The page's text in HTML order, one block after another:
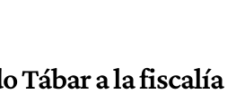
Tábar a la fiscalía